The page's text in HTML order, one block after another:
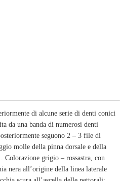
di alcune serie di denti conici
da una banda di numerosi denti
seguono 2 – 3 file di
molle della pinna dorsale e della
Colorazione grigio – rossastra, con
nera all’origine della linea laterale